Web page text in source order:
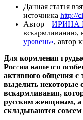
Данная статья
источника http://
Автор – ИРИНА
вскармливанию,
уровень», автор
Для кормления
России нашелся
активного общения с
выделить некоторые
вскармливания,
русским женщинам, а
складываются